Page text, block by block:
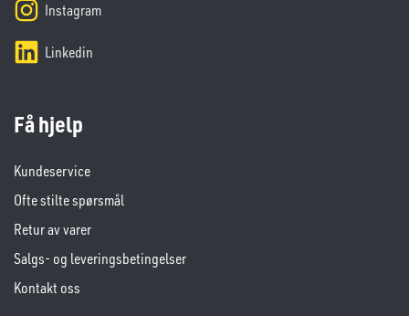
Instagram
Linkedin
Få hjelp
Kundeservice
Ofte stilte spørsmål
Retur av varer
Salgs- og leveringsbetingelser
Kontakt oss